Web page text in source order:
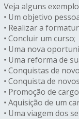
Veja alguns
• Um objetivo
• Realizar a
• Concluir um curso;
• Uma nova
• Uma reforma de
• Conquistas de
• Conquista de
• Promoção de
• Aquisição de um
• Uma viagem dos